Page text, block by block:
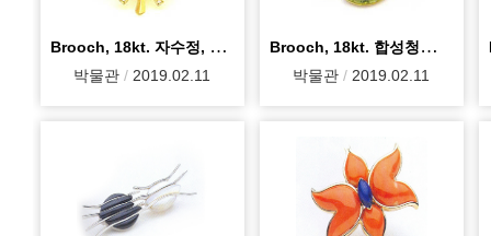
Brooch, 18kt. 자수정, 큐빅, s2.4/5.4cm
박물관 2019.02.11
Brooch, 18kt. 합성청정석, 녹석영 녹마노 합성루비, 3.6/3.2cm
박물관 2019.02.11